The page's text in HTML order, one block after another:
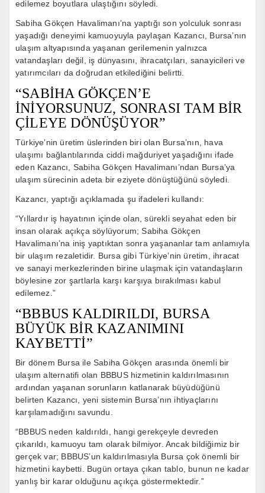
edilemez boyutlara ulaştığını söyledi.
Sabiha Gökçen Havalimanı’na yaptığı son yolculuk sonrası
yaşadığı deneyimi kamuoyuyla paylaşan Kazancı, Bursa’nın
ulaşım altyapısında yaşanan gerilemenin yalnızca
vatandaşları değil, iş dünyasını, ihracatçıları, sanayicileri ve
yatırımcıları da doğrudan etkilediğini belirtti.
“SABİHA GÖKÇEN’E
İNİYORSUNUZ, SONRASI TAM BİR
ÇİLEYE DÖNÜŞÜYOR”
Türkiye’nin üretim üslerinden biri olan Bursa’nın, hava
ulaşımı bağlantılarında ciddi mağduriyet yaşadığını ifade
eden Kazancı, Sabiha Gökçen Havalimanı’ndan Bursa’ya
ulaşım sürecinin adeta bir eziyete dönüştüğünü söyledi.
Kazancı, yaptığı açıklamada şu ifadeleri kullandı:
“Yıllardır iş hayatının içinde olan, sürekli seyahat eden bir
insan olarak açıkça söylüyorum; Sabiha Gökçen
Havalimanı’na iniş yaptıktan sonra yaşananlar tam anlamıyla
bir ulaşım rezaletidir. Bursa gibi Türkiye’nin üretim, ihracat
ve sanayi merkezlerinden birine ulaşmak için vatandaşların
böylesine zor şartlarla karşı karşıya bırakılması kabul
edilemez.”
“BBBUS KALDIRILDI, BURSA
BÜYÜK BİR KAZANIMINI
KAYBETTİ”
Bir dönem Bursa ile Sabiha Gökçen arasında önemli bir
ulaşım alternatifi olan BBBUS hizmetinin kaldırılmasının
ardından yaşanan sorunların katlanarak büyüdüğünü
belirten Kazancı, yeni sistemin Bursa’nın ihtiyaçlarını
karşılamadığını savundu.
“BBBUS neden kaldırıldı, hangi gerekçeyle devreden
çıkarıldı, kamuoyu tam olarak bilmiyor. Ancak bildiğimiz bir
gerçek var; BBBUS’un kaldırılmasıyla Bursa çok önemli bir
hizmetini kaybetti. Bugün ortaya çıkan tablo, bunun ne kadar
yanlış bir karar olduğunu açıkça göstermektedir.”